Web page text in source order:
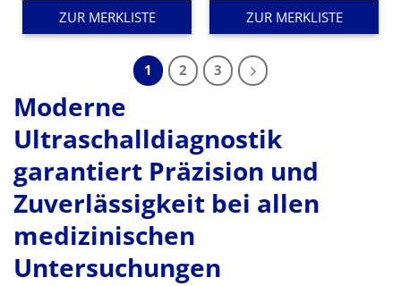
ZUR MERKLISTE ZUR MERKLISTE
1 2 3
Moderne
Ultraschalldiagnostik
garantiert Präzision und
Zuverlässigkeit bei allen
medizinischen
Untersuchungen